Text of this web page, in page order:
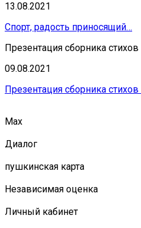
13.08.2021
Спорт, радость приносящий…
Презентация сборника
09.08.2021
Презентация сборника
Мах
Диалог
пушкинская карта
Независимая оценка
Личный кабинет